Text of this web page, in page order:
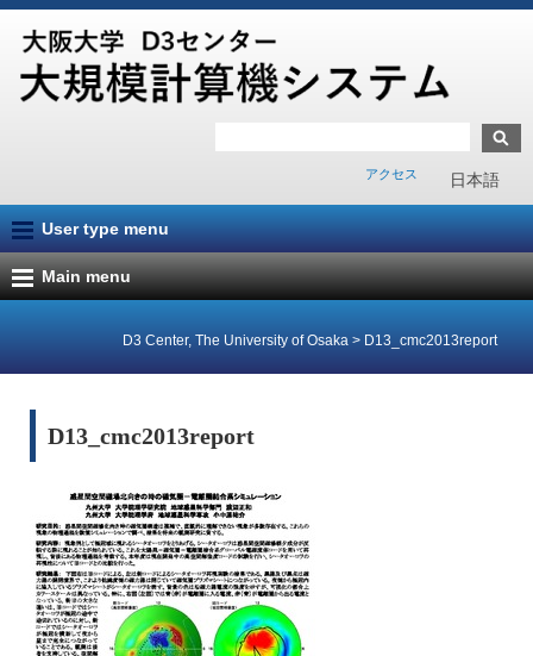
日本語
アクセス
User type menu
Main menu
D3 Center, The University of Osaka > D13_cmc2013report
D13_cmc2013report